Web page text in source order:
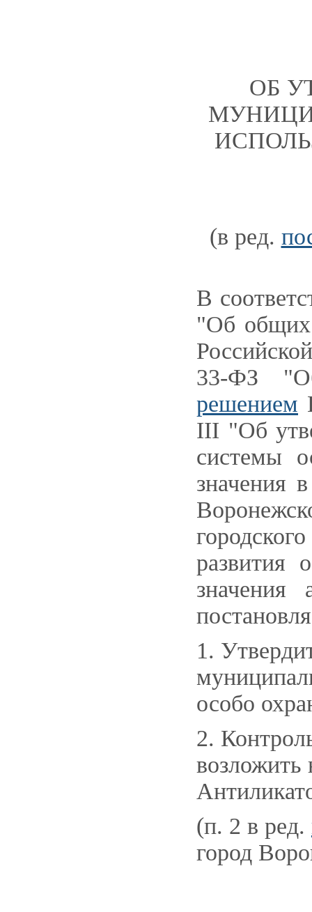
ОБ
(в ред.
В
"Об общих
33-ФЗ
решением
III "Об
системы
значения
развития
значения
1.
особо
2.
возложить
(п. 2 в ред.
город